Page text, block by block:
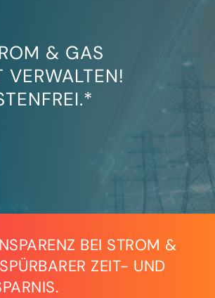
& GAS
VERWALTEN!
BEI STROM &
ZEIT- UND